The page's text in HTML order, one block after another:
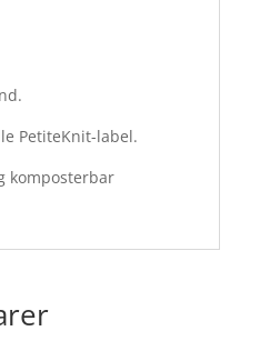
PetiteKnit-label.
komposterbar